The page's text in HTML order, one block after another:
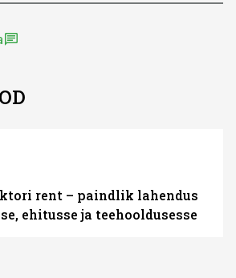
rent – paindlik lahendus
ehitusse ja teehooldusesse